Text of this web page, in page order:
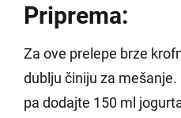
Priprema:
Za ove prelepe brze
dublju činiju za
pa dodajte 150 ml